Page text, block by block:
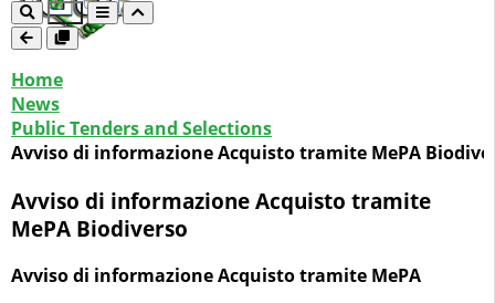
Home
News
Public Tenders and Selections
Avviso di informazione Acquisto tramite MePA
Avviso di informazione Acquisto tramite
MePA Biodiverso
Avviso di informazione Acquisto tramite MePA